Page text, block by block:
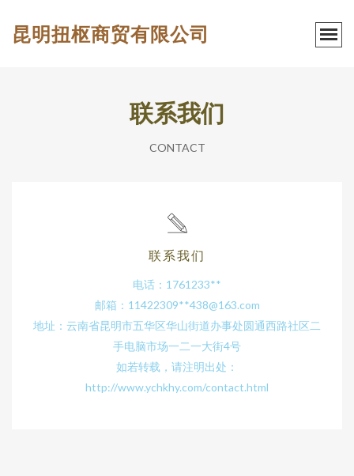
昆明扭枢商贸有限公司
联系我们
CONTACT
联系我们
电话：1761233**
邮箱：11422309**438@163.com
地址：云南省昆明市五华区华山街道办事处圆通西路社区二
手电脑市场一二一大街4号
如若转载，请注明出处：
http://www.ychkhy.com/contact.html